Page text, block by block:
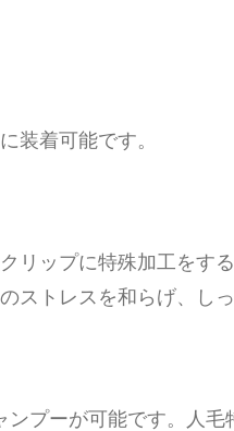
装着可能です。
ップに特殊加工をす
ストレスを和らげ、し
プーが可能です。人